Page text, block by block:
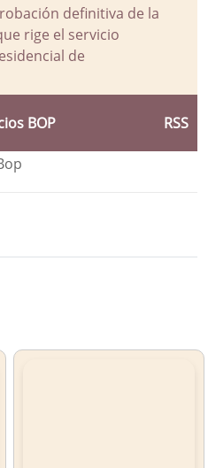
definitiva de la
rige el servicio
de
BOP RSS